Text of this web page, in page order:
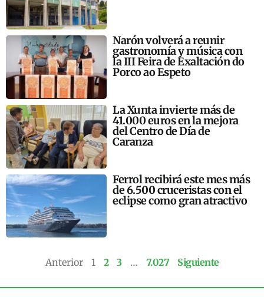
Narón volverá a reunir
gastronomía y música con
la III Feira de Exaltación do
Porco ao Espeto
La Xunta invierte más de
41.000 euros en la mejora
del Centro de Día de
Caranza
Ferrol recibirá este mes más
de 6.500 cruceristas con el
eclipse como gran atractivo
Anterior 1 2 3 … 7.027 Siguiente